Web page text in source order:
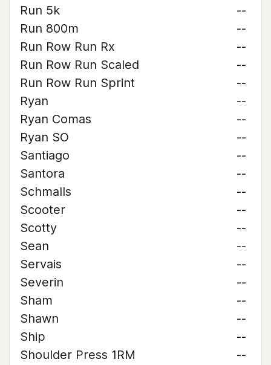
Run 5k
--
Run 800m
--
Run Row Run Rx
--
Run Row Run Scaled
--
Run Row Run Sprint
--
Ryan
--
Ryan Comas
--
Ryan SO
--
Santiago
--
Santora
--
Schmalls
--
Scooter
--
Scotty
--
Sean
--
Servais
--
Severin
--
Sham
--
Shawn
--
Ship
--
Shoulder Press 1RM
--